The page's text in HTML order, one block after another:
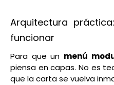
Arquitectura
funcionar
Para que un menú
piensa en capas. No es
que la carta se vuelva